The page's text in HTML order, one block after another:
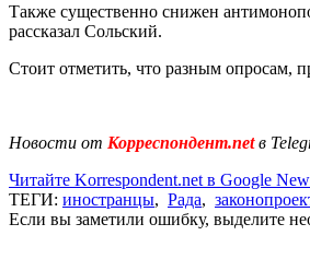
Также существенно снижен
рассказал Сольский.
Стоит отметить, что разным опросам,
Новости от Корреспондент.netв
Читайте Korrespondent.net в Google
ТЕГИ: иностранцы, Рада,
Если вы заметили ошибку, выделите